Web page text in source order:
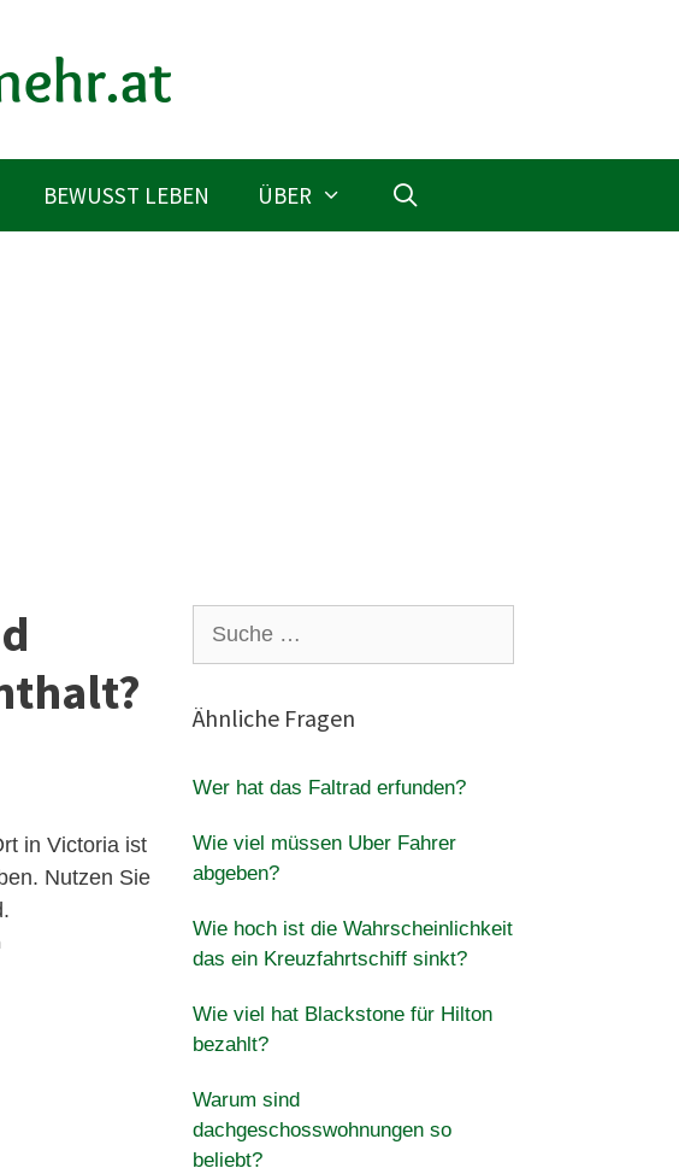
BEWUSST LEBEN ÜBER
in Victoria ist
Nutzen Sie
nach:
Ähnliche Fragen
Wer hat das Faltrad erfunden?
Wie viel müssen Uber Fahrer
abgeben?
Wie hoch ist die Wahrscheinlichkeit
das ein Kreuzfahrtschiff sinkt?
Wie viel hat Blackstone für Hilton
bezahlt?
Warum sind
dachgeschosswohnungen so
beliebt?